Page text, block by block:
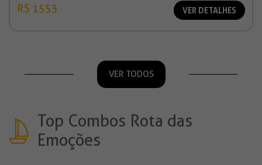
Transfer Jericoacoara/Fortaleza.
R$ 1553 VER DETALHES
VER TODOS
Top Combos Rota das
Emoções